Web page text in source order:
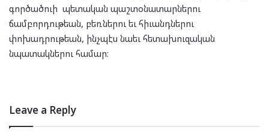
գործածուի պետական պաշտօնատարներու
ճամբորդութեան, բեռներու եւ հիւանդներու
փոխադրութեան, ինչպէս նաեւ հետախուզական
նպատակներու համար։
Leave a Reply